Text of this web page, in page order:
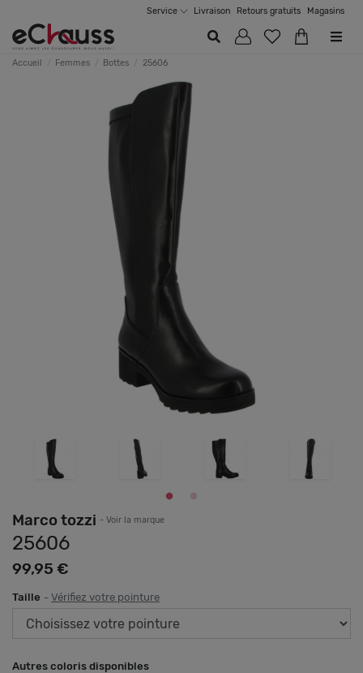
Livraison Retours gratuits Magasins
Service
Accueil Femmes Bottes 25606
Marco tozzi - Voir la marque
25606
99,95 €
Taille - Vérifiez votre pointure
Autres coloris disponibles